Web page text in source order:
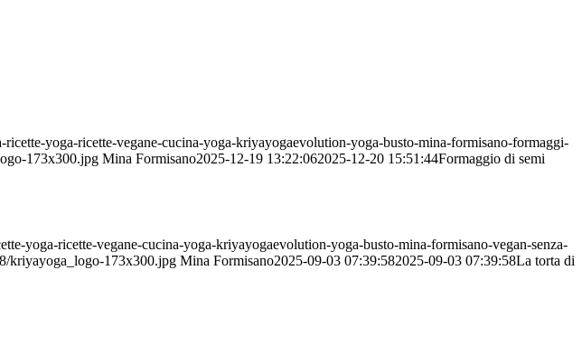
yoga-ricette-vegane-cucina-yoga-kriyayogaevolution-yoga-busto-mina-formisano-formaggi-
173x300.jpg Mina Formisano2025-12-19 13:22:062025-12-20 15:51:44Formaggio di semi
yoga-ricette-vegane-cucina-yoga-kriyayogaevolution-yoga-busto-mina-formisano-vegan-senza-
kriyayoga_logo-173x300.jpg Mina Formisano2025-09-03 07:39:582025-09-03 07:39:58La torta di